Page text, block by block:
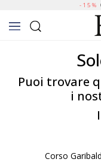
-15%
Puoi trovare
i
Corso